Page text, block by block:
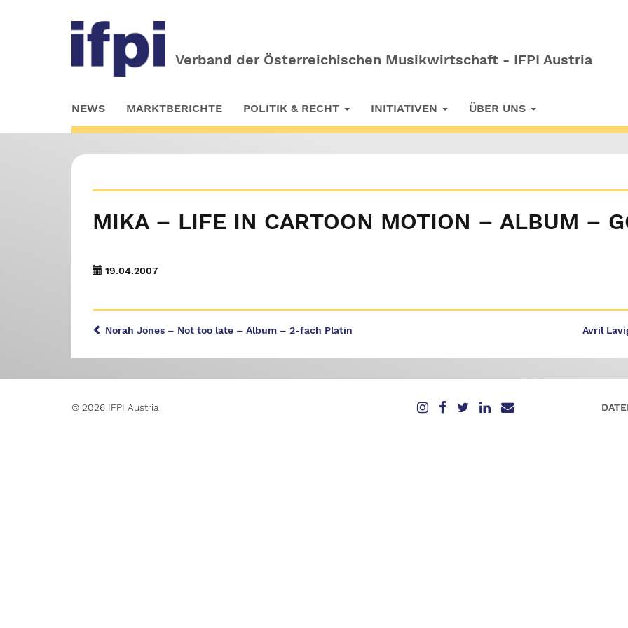
Verband der Österreichischen Musikwirtschaft - IFPI Austria
to
main
NEWS MARKTBERICHTE POLITIK & RECHT INITIATIVEN ÜBER UNS
MIKA – LIFE IN CARTOON MOTION – ALBUM –
19.04.2007
Avril
Norah Jones – Not too late – Album – 2-fach Platin
© 2026 IFPI Austria